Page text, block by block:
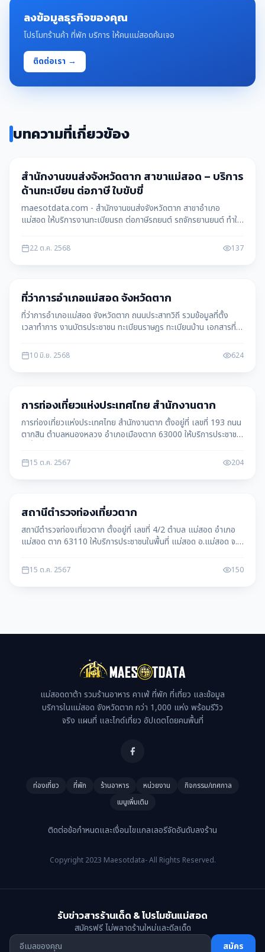
ลงข้อมูลธุรกิจของคุณ
โปรโมทร้านค้า ที่พัก บริการ ให้คนแม่สอดค้นเจอ
ติดต่อเรา →
บทความที่เกี่ยวข้อง
ราชการ
สำนักงานขนส่งจังหวัดตาก สาขาแม่สอด – บริการ
ด้านทะเบียน ต่อภาษี ใบขับขี่
maesotdata.com - สำนักงานขนส่งจังหวัดตาก สาขาอำเภอ
แม่สอด ให้บริการงานทะเบียนรถ ต่อภาษีรถยนต์ รถจักรยานยนต์ ทำใบ
แผนที่การเดินทาง
22 ต.ค. 2568 137
ราชการ
ที่ว่าการอำเภอแม่สอด จังหวัดตาก
ที่ว่าการอำเภอแม่สอด จังหวัดตาก ถนนประสาทวิถี รวมข้อมูลที่ตั้ง
เวลาทำการ งานบัตรประชาชน ทะเบียนราษฎร ทะเบียนบ้าน เอกสารที่
10 มิ.ย. 2568 624
ราชการ
การท่องเที่ยวแห่งประเทศไทย สำนักงานตาก
การท่องเที่ยวแห่งประเทศไทย สำนักงานตาก ตั้งอยู่ที่ เลขที่ 193 ถนน
ตากสิน ตำบลหนองหลวง อำเภอเมืองตาก 63000 ให้บริการประชาชน
15 ต.ค. 2567 204
ราชการ
สถานีตำรวจท่องเที่ยวตาก
สถานีตำรวจท่องเที่ยวตาก ตั้งอยู่ที่ เลขที่ 4/2 ตำบล แม่สอด อำเภอ
แม่สอด ตาก 63110 ให้บริการประชาชนในพื้นที่ แม่สอด อ.แม่สอด จ.
15 ต.ค. 2567 150
แม่สอดดาต้า รวมร้านอาหาร คาเฟ่ ที่พัก ที่เที่ยว และข้อมูล
บริการในแม่สอด จังหวัดตาก กว่า 1,000 แห่ง พร้อมรีวิว
จริง แผนที่ และไกด์เที่ยว อัปเดตโดยคนพื้นที่
ท่องเที่ยว ที่พัก ร้านอาหาร หน่วยงาน
กิจกรรม/เทศกาล
เมนูเพิ่มเติม
ติดต่อข้อกำหนดและเงื่อนไขแกลเลอรีจัดอันดับลงร้าน
Copyright 2023 Maesotdata- All Rights Reserved.
รับข่าวสารร้านเด็ด & โปรโมชันแม่สอด
สมัครฟรี ไม่พลาดร้านใหม่และดีลเด็ด
สมัคร